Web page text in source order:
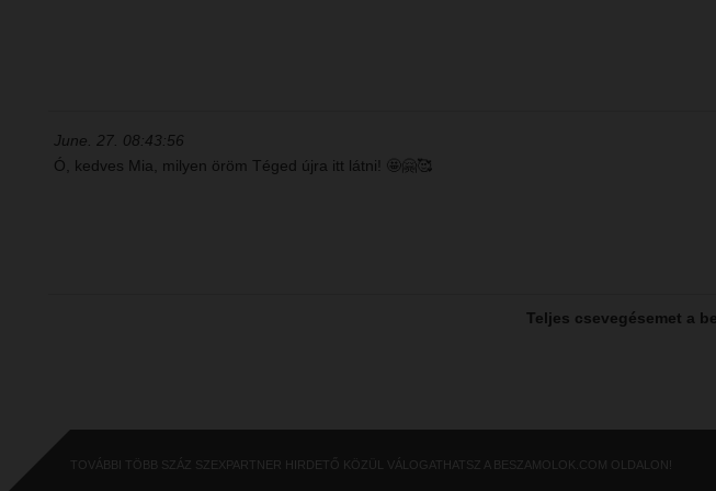
June. 27. 08:43:56
Ó, kedves Mia, milyen öröm Téged újra itt látni! 🤩🤗🥰
Teljes csevegésemet a
TOVÁBBI TÖBB SZÁZ SZEXPARTNER HIRDETŐ KÖZÜL VÁLOGATHATSZ A BESZAMOLOK.COM OLDALON!